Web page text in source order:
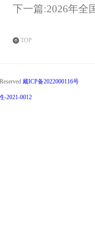
下一篇:2026年全
TOP
藏ICP备2022000116号
-2021-0012